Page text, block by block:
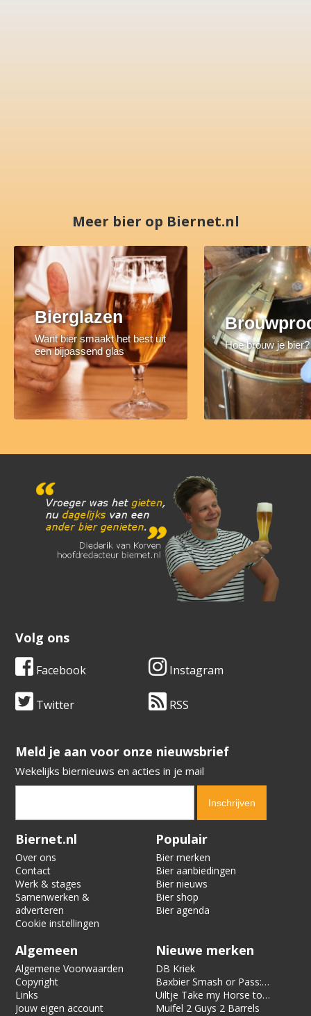
Meer bier op Biernet.nl
Bierglazen
Want bier smaakt het best uit
een bijpassend glas
Hoe brouw je bier?
Volg ons
Facebook Instagram
Twitter RSS
​​​​​​​Meld je aan voor onze nieuwsbrief
Wekelijks biernieuws en acties in je mail
Verification code:
Biernet.nl
Over ons
Contact
Werk & stages
Samenwerken &
adverteren
Cookie instellingen
Populair
Bier merken
Bier aanbiedingen
Bier nieuws
Bier shop
Bier agenda
Algemeen
Algemene Voorwaarden
Copyright
Links
Jouw eigen account
Nieuwe merken
DB Kriek
Baxbier Smash or Pass:
Strata
Uiltje Take my Horse to
the Hotel Room
Muifel 2 Guys 2 Barrels